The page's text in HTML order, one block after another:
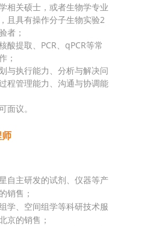
相关硕士，或者生物学专业
且具有操作分子生物实验2
者；
酸提取、PCR、qPCR等常
；
与执行能力、分析与解决问
程管理能力、沟通与协调能
面议。
自主研发的试剂、仪器等产
销售；
学、空间组学等科研技术服
京的销售；